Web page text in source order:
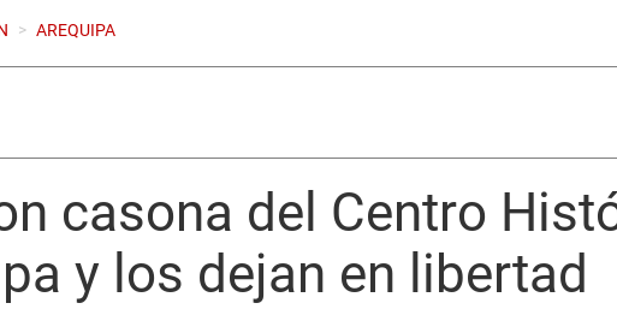
> AREQUIPA
casona del Centro
y los dejan en libertad